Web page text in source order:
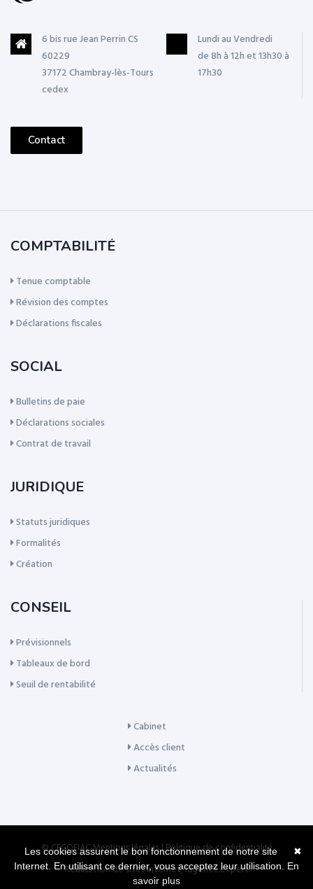
6 bis rue Jean Perrin CS
60229
37172 Chambray-lès-Tours
cedex
Lundi au Vendredi
de 8h à 12h et 13h30 à
17h30
Contact
COMPTABILITÉ
Tenue comptable
Révision des comptes
Déclarations fiscales
SOCIAL
Bulletins de paie
Déclarations sociales
Contrat de travail
JURIDIQUE
Statuts juridiques
Formalités
Création
CONSEIL
Prévisionnels
Tableaux de bord
Seuil de rentabilité
Cabinet
Accès client
Actualités
© CECOFIACMentions légales|Politique de confidentialité
Réalisation de sites Internet,lagence.expert
✖
Les cookies assurent le bon fonctionnement de notre site
Internet. En utilisant ce dernier, vous acceptez leur utilisation. En
savoir plus